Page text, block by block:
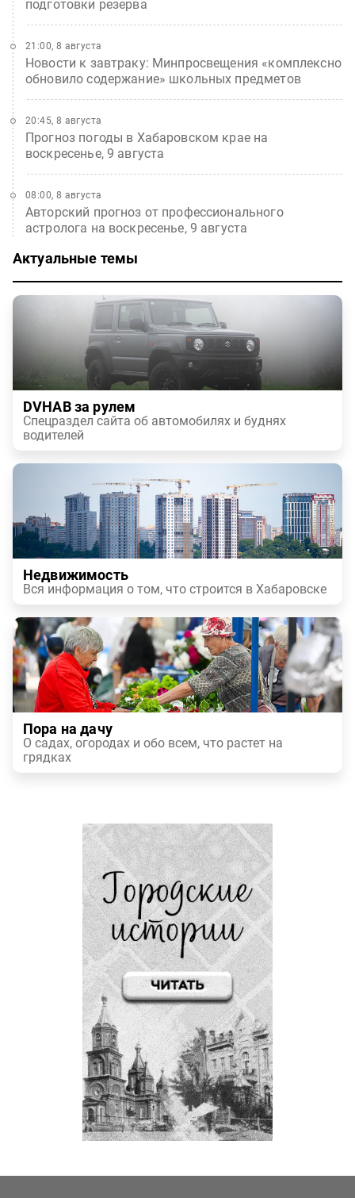
подготовки резерва
Новости к завтраку: Минпросвещения «комплексно
обновило содержание» школьных предметов
21:00, 8 августа
Прогноз погоды в Хабаровском крае на
воскресенье, 9 августа
20:45, 8 августа
Авторский прогноз от профессионального
астролога на воскресенье, 9 августа
08:00, 8 августа
Актуальные темы
DVHAB за рулем
Спецраздел сайта об автомобилях и буднях
водителей
Недвижимость
Вся информация о том, что строится в Хабаровске
Пора на дачу
О садах, огородах и обо всем, что растет на
грядках